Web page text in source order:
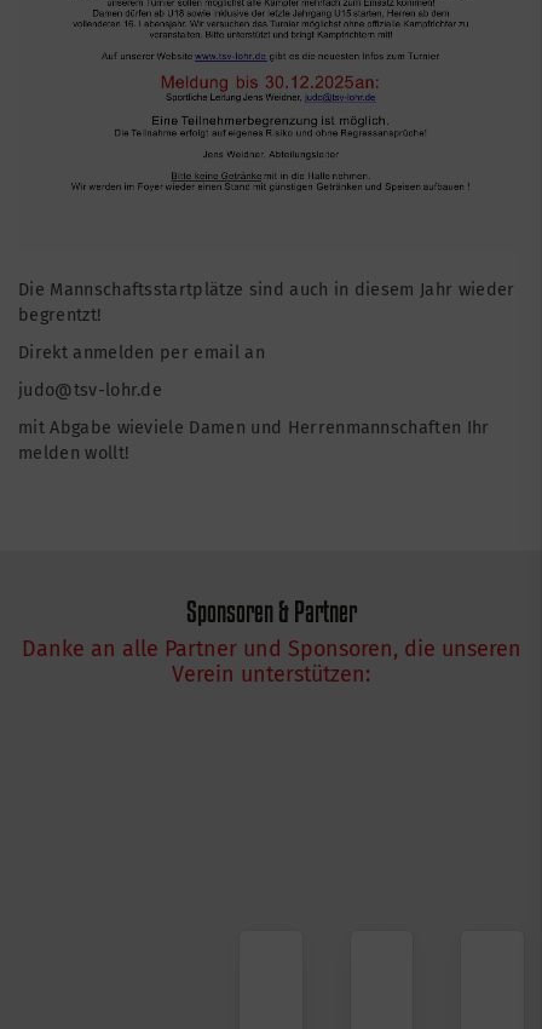
Die Mannschaftsstartplätze sind auch in diesem Jahr wieder
begrentzt!
Direkt anmelden per email an
judo@tsv-lohr.de
mit Abgabe wieviele Damen und Herrenmannschaften Ihr
melden wollt!
Sponsoren & Partner
Danke an alle Partner und Sponsoren, die unseren
Verein unterstützen: